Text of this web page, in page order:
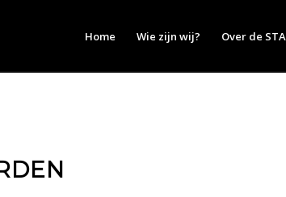
Home Wie zijn wij? Over de